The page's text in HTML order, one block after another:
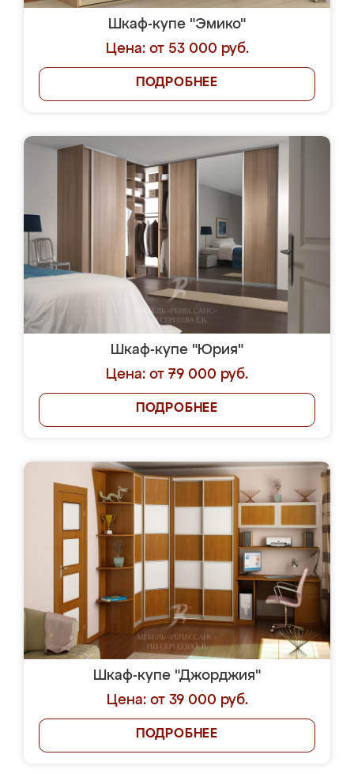
Шкаф-купе "Эмико"
Цена: от 53 000 руб.
ПОДРОБНЕЕ
Шкаф-купе "Юрия"
Цена: от 79 000 руб.
ПОДРОБНЕЕ
Шкаф-купе "Джорджия"
Цена: от 39 000 руб.
ПОДРОБНЕЕ